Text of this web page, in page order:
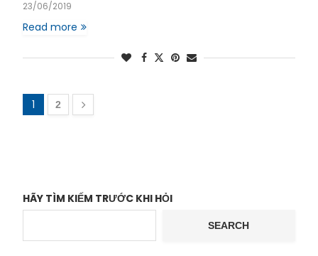
23/06/2019
Read more
1 2
HÃY TÌM KIẾM TRƯỚC KHI HỎI
SEARCH